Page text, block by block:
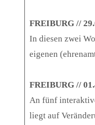
FREIBURG //
In diesen zwei
eigenen
FREIBURG //
An fünf
liegt auf